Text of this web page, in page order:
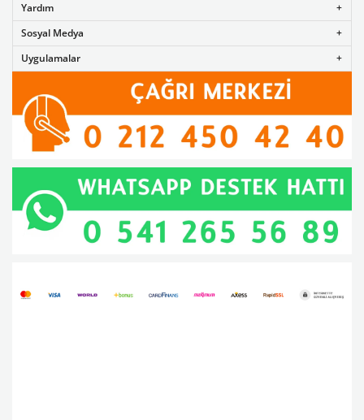
Yardım
Sosyal Medya
Uygulamalar